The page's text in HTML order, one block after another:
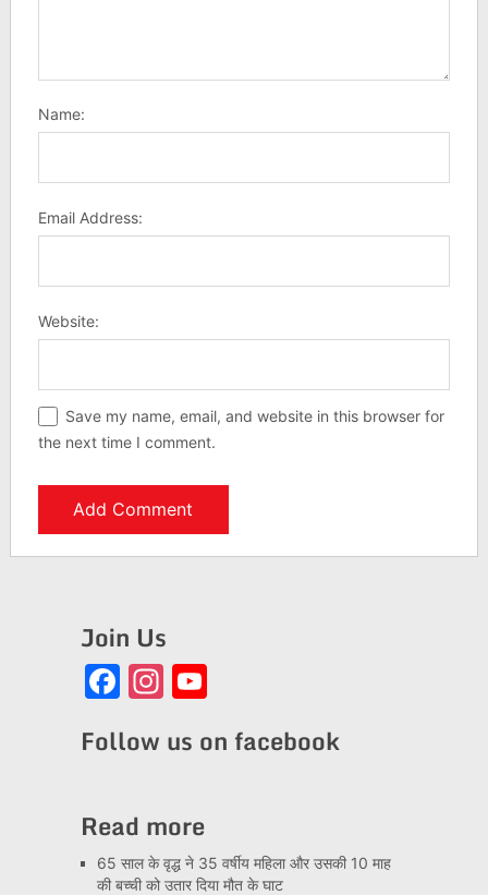
Name:
Email Address:
Website:
Save my name, email, and website in this browser for
the next time I comment.
Join Us
Facebook
Instagram
YouTube
Follow us on facebook
Read more
65 साल के वृद्ध ने 35 वर्षीय महिला और उसकी 10 माह
की बच्ची को उतार दिया मौत के घाट